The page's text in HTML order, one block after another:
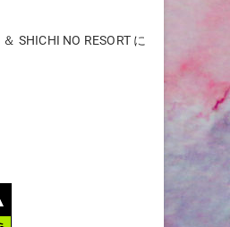
SHICHI NO RESORT に